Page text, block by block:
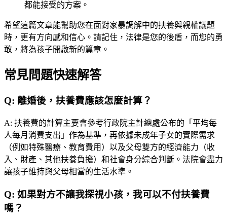
都能接受的方案。
希望這篇文章能幫助您在面對家暴調解中的扶養與親權議題
時，更有方向感和信心。請記住，法律是您的後盾，而您的勇
敢，將為孩子開啟新的篇章。
常見問題快速解答
Q: 離婚後，扶養費應該怎麼計算？
A: 扶養費的計算主要會參考行政院主計總處公布的「平均每
人每月消費支出」作為基準，再依據未成年子女的實際需求
（例如特殊醫療、教育費用）以及父母雙方的經濟能力（收
入、財產、其他扶養負擔）和社會身分綜合判斷。法院會盡力
讓孩子維持與父母相當的生活水準。
Q: 如果對方不讓我探視小孩，我可以不付扶養費
嗎？